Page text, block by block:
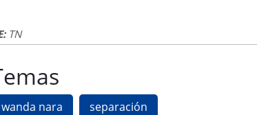
TN
wanda nara separación